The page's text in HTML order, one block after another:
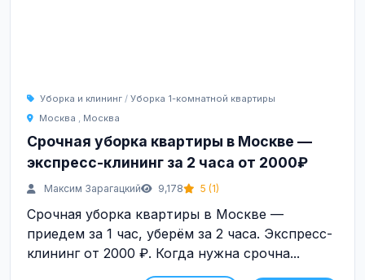
Уборка и клининг / Уборка 1-комнатной квартиры
Москва , Москва
Срочная уборка квартиры в Москве —
экспресс-клининг за 2 часа от 2000₽
Максим Зарагацкий 9,178 5 (1)
Срочная уборка квартиры в Москве —
приедем за 1 час, уберём за 2 часа. Экспресс-
клининг от 2000 ₽. Когда нужна срочна...